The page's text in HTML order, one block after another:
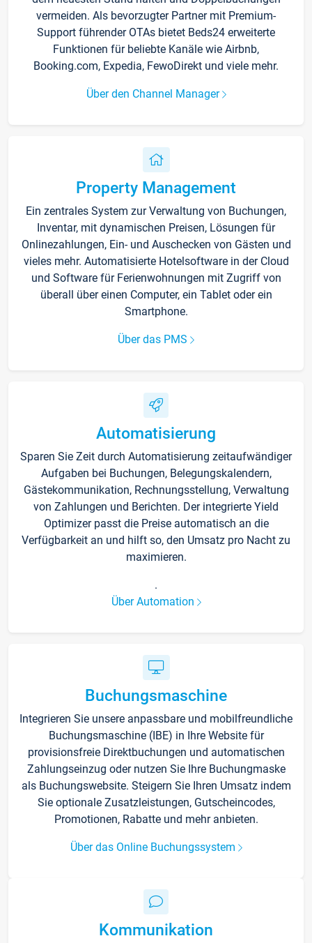
vermeiden. Als bevorzugter Partner mit Premium-
Support führender OTAs bietet Beds24 erweiterte
Funktionen für beliebte Kanäle wie Airbnb,
Booking.com, Expedia, FewoDirekt und viele mehr.
Über den Channel Manager
Property Management
Ein zentrales System zur Verwaltung von Buchungen,
Inventar, mit dynamischen Preisen, Lösungen für
Onlinezahlungen, Ein- und Auschecken von Gästen und
vieles mehr. Automatisierte Hotelsoftware in der Cloud
und Software für Ferienwohnungen mit Zugriff von
überall über einen Computer, ein Tablet oder ein
Smartphone.
Über das PMS
Automatisierung
Sparen Sie Zeit durch Automatisierung zeitaufwändiger
Aufgaben bei Buchungen, Belegungskalendern,
Gästekommunikation, Rechnungsstellung, Verwaltung
von Zahlungen und Berichten. Der integrierte Yield
Optimizer passt die Preise automatisch an die
Verfügbarkeit an und hilft so, den Umsatz pro Nacht zu
maximieren.
.
Über Automation
Buchungsmaschine
Integrieren Sie unsere anpassbare und mobilfreundliche
Buchungsmaschine (IBE) in Ihre Website für
provisionsfreie Direktbuchungen und automatischen
Zahlungseinzug oder nutzen Sie Ihre Buchungmaske
als Buchungswebsite. Steigern Sie Ihren Umsatz indem
Sie optionale Zusatzleistungen, Gutscheincodes,
Promotionen, Rabatte und mehr anbieten.
Über das Online Buchungssystem
Kommunikation